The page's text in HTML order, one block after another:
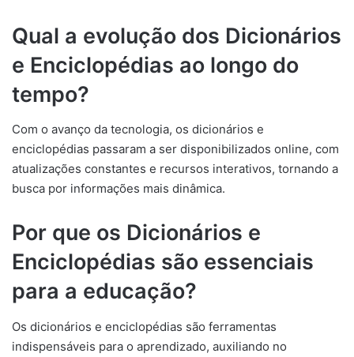
Qual a evolução dos Dicionários
e Enciclopédias ao longo do
tempo?
Com o avanço da tecnologia, os dicionários e
enciclopédias passaram a ser disponibilizados online, com
atualizações constantes e recursos interativos, tornando a
busca por informações mais dinâmica.
Por que os Dicionários e
Enciclopédias são essenciais
para a educação?
Os dicionários e enciclopédias são ferramentas
indispensáveis para o aprendizado, auxiliando no